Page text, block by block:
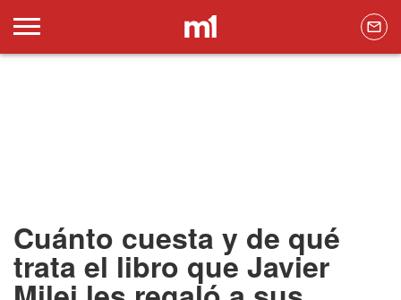
Cuánto cuesta y de qué
trata el libro que Javier